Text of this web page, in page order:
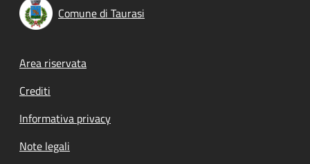
Comune di Taurasi
Footer menu
Area riservata
Crediti
Informativa privacy
Note legali